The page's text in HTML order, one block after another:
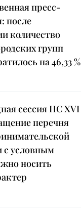
пресс-
после
количество
групп
на 46,33 %
сессия НС XVI
перечня
с условным
носить